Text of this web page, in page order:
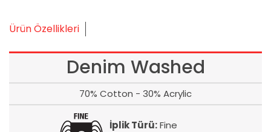
Ürün Özellikleri
Denim Washed
70% Cotton - 30% Acrylic
İplik Türü:Fine